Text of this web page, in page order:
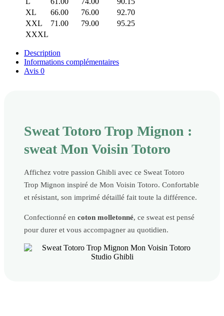
XL
66.00 76.00
92.70
XXL
71.00 79.00
95.25
XXXL
Description
Informations complémentaires
Avis 0
Sweat Totoro Trop Mignon :
sweat Mon Voisin Totoro
Affichez votre passion Ghibli avec ce Sweat Totoro
Trop Mignon inspiré de Mon Voisin Totoro. Confortable
et résistant, son imprimé détaillé fait toute la différence.
Confectionné en coton molletonné, ce sweat est pensé
pour durer et vous accompagner au quotidien.